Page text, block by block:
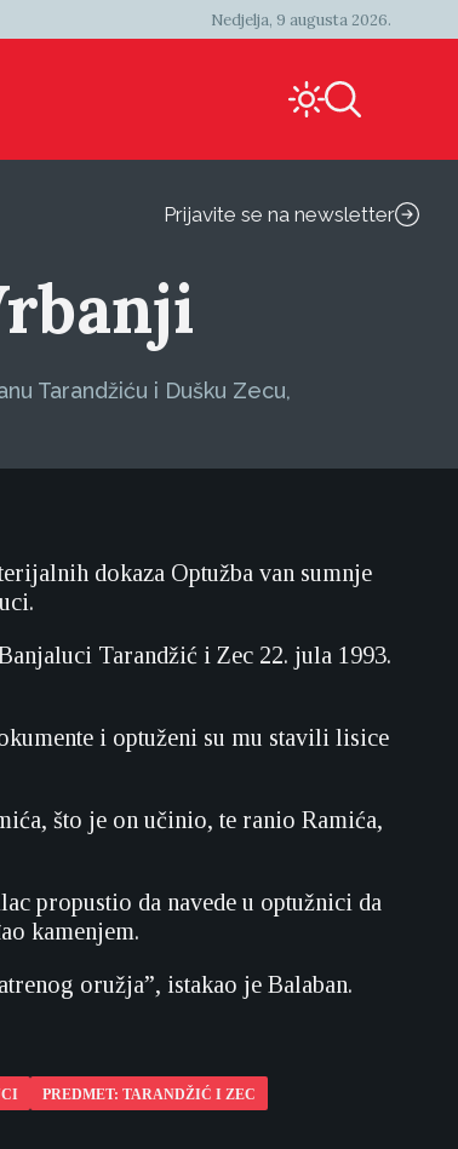
Nedjelja, 9 augusta 2026.
Prijavite se na newsletter
Tarandžiću i Dušku Zecu,
dokaza Optužba van sumnje
Tarandžić i Zec 22. jula 1993.
i optuženi su mu stavili lisice
što je on učinio, te ranio Ramića,
propustio da navede u optužnici da
kamenjem.
oružja”, istakao je Balaban.
PREDMET: TARANDŽIĆ I ZEC